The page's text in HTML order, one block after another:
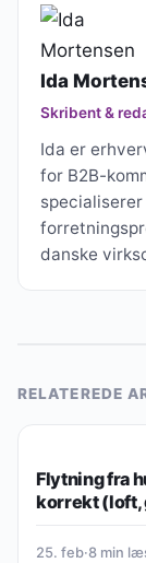
Ida
Skribent &
Ida er
for B2B-
danske
RELATEREDE
Flytning fra
korrekt (loft,
25. feb·8 min